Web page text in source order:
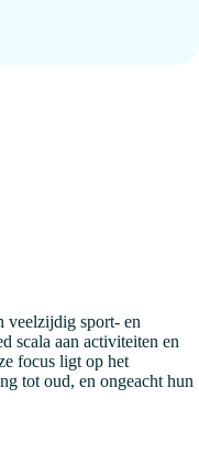
veelzijdig sport- en
scala aan activiteiten en
focus ligt op het
tot oud, en ongeacht hun